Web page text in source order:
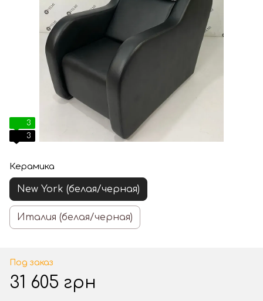
3
3
Керамика
New York (белая/черная)
Италия (белая/черная)
Под заказ
31 605 грн